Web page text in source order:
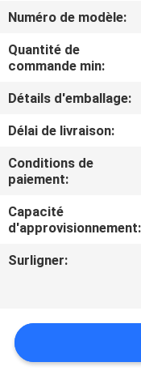
DE
VISITE
CONTRÔLE
DE
QUALITÉ
CONTACTEZ-
NOUVELLES
Numéro de modèle:
Quantité de
commande min:
Détails d'emballage:
Délai de livraison:
Conditions de
paiement:
Capacité
d'approvisionnement:
Surligner: